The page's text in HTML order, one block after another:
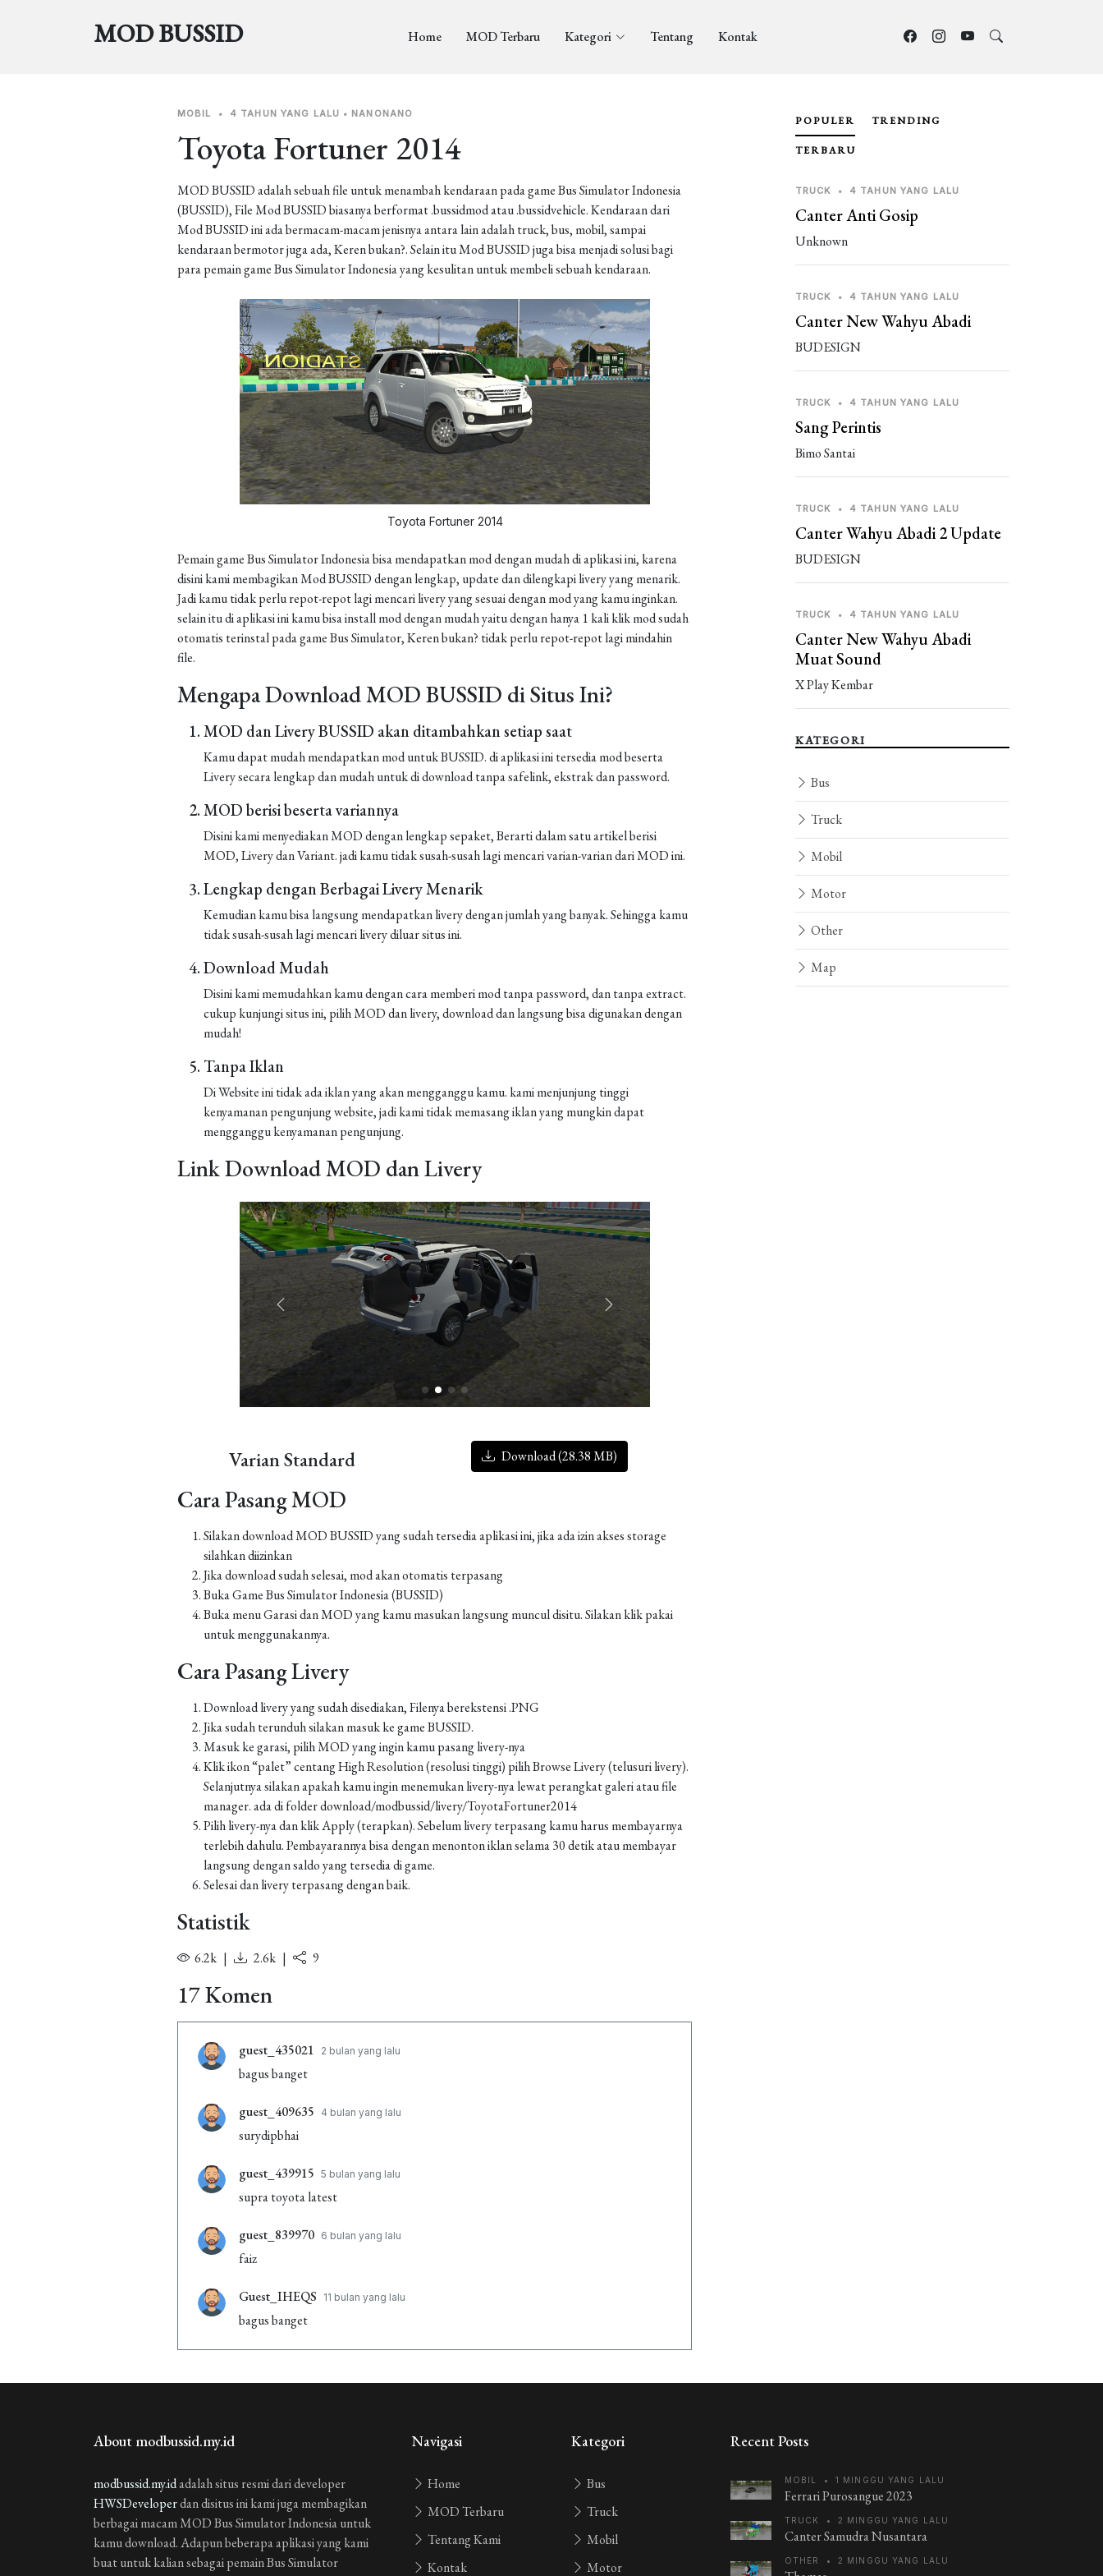
MOD BUSSID Home MOD Terbaru Kategori Tentang Kontak
MOBIL • 4 TAHUN YANG LALU • NANONANO
Toyota Fortuner 2014
MOD BUSSID adalah sebuah file untuk menambah kendaraan pada game Bus Simulator Indonesia
(BUSSID), File Mod BUSSID biasanya berformat .bussidmod atau .bussidvehicle. Kendaraan dari
Mod BUSSID ini ada bermacam-macam jenisnya antara lain adalah truck, bus, mobil, sampai
kendaraan bermotor juga ada, Keren bukan?. Selain itu Mod BUSSID juga bisa menjadi solusi bagi
para pemain game Bus Simulator Indonesia yang kesulitan untuk membeli sebuah kendaraan.
Toyota Fortuner 2014
Pemain game Bus Simulator Indonesia bisa mendapatkan mod dengan mudah di aplikasi ini, karena
disini kami membagikan Mod BUSSID dengan lengkap, update dan dilengkapi livery yang menarik.
Jadi kamu tidak perlu repot-repot lagi mencari livery yang sesuai dengan mod yang kamu inginkan.
selain itu di aplikasi ini kamu bisa install mod dengan mudah yaitu dengan hanya 1 kali klik mod sudah
otomatis terinstal pada game Bus Simulator, Keren bukan? tidak perlu repot-repot lagi mindahin
file.
Mengapa Download MOD BUSSID di Situs Ini?
MOD dan Livery BUSSID akan ditambahkan setiap saat
Kamu dapat mudah mendapatkan mod untuk BUSSID. di aplikasi ini tersedia mod beserta
Livery secara lengkap dan mudah untuk di download tanpa safelink, ekstrak dan password.
MOD berisi beserta variannya
Disini kami menyediakan MOD dengan lengkap sepaket, Berarti dalam satu artikel berisi
MOD, Livery dan Variant. jadi kamu tidak susah-susah lagi mencari varian-varian dari MOD ini.
Lengkap dengan Berbagai Livery Menarik
Kemudian kamu bisa langsung mendapatkan livery dengan jumlah yang banyak. Sehingga kamu
tidak susah-susah lagi mencari livery diluar situs ini.
Download Mudah
Disini kami memudahkan kamu dengan cara memberi mod tanpa password, dan tanpa extract.
cukup kunjungi situs ini, pilih MOD dan livery, download dan langsung bisa digunakan dengan
mudah!
Tanpa Iklan
Di Website ini tidak ada iklan yang akan mengganggu kamu. kami menjunjung tinggi
kenyamanan pengunjung website, jadi kami tidak memasang iklan yang mungkin dapat
mengganggu kenyamanan pengunjung.
Link Download MOD dan Livery
Varian Standard Download (28.38 MB)
Cara Pasang MOD
Silakan download MOD BUSSID yang sudah tersedia aplikasi ini, jika ada izin akses storage
silahkan diizinkan
Jika download sudah selesai, mod akan otomatis terpasang
Buka Game Bus Simulator Indonesia (BUSSID)
Buka menu Garasi dan MOD yang kamu masukan langsung muncul disitu. Silakan klik pakai
untuk menggunakannya.
Cara Pasang Livery
Download livery yang sudah disediakan, Filenya berekstensi .PNG
Jika sudah terunduh silakan masuk ke game BUSSID.
Masuk ke garasi, pilih MOD yang ingin kamu pasang livery-nya
Klik ikon “palet” centang High Resolution (resolusi tinggi) pilih Browse Livery (telusuri livery).
Selanjutnya silakan apakah kamu ingin menemukan livery-nya lewat perangkat galeri atau file
manager. ada di folder download/modbussid/livery/ToyotaFortuner2014
Pilih livery-nya dan klik Apply (terapkan). Sebelum livery terpasang kamu harus membayarnya
terlebih dahulu. Pembayarannya bisa dengan menonton iklan selama 30 detik atau membayar
langsung dengan saldo yang tersedia di game.
Selesai dan livery terpasang dengan baik.
Statistik
6.2k | 2.6k | 9
17 Komen
guest_435021 2 bulan yang lalu
bagus banget
guest_409635 4 bulan yang lalu
surydipbhai
guest_439915 5 bulan yang lalu
supra toyota latest
guest_839970 6 bulan yang lalu
faiz
Guest_IHEQS 11 bulan yang lalu
bagus banget
fortuner
Guest_HOABE 3 tahun yang lalu
bagus
Guest_OH15M 3 tahun yang lalu
bagus banget
POPULER TRENDING
TERBARU
TRUCK • 4 TAHUN YANG LALU
Canter Anti Gosip
Unknown
TRUCK • 4 TAHUN YANG LALU
Canter New Wahyu Abadi
BUDESIGN
TRUCK • 4 TAHUN YANG LALU
Sang Perintis
Bimo Santai
TRUCK • 4 TAHUN YANG LALU
Canter Wahyu Abadi 2 Update
BUDESIGN
TRUCK • 4 TAHUN YANG LALU
Canter New Wahyu Abadi
Muat Sound
X Play Kembar
KATEGORI
Bus
Truck
Mobil
Motor
Other
Map
About modbussid.my.id
modbussid.my.idadalah situs resmi dari developer
HWSDeveloperdan disitus ini kami juga membagikan
berbagai macam MOD Bus Simulator Indonesia untuk
kamu download. Adapun beberapa aplikasi yang kami
buat untuk kalian sebagai pemain Bus Simulator
Navigasi
Home
MOD Terbaru
Tentang Kami
Kontak
Kategori
Bus
Truck
Mobil
Motor
Recent Posts
MOBIL • 1 MINGGU YANG LALU
Ferrari Purosangue 2023
TRUCK • 2 MINGGU YANG LALU
Canter Samudra Nusantara
OTHER • 2 MINGGU YANG LALU